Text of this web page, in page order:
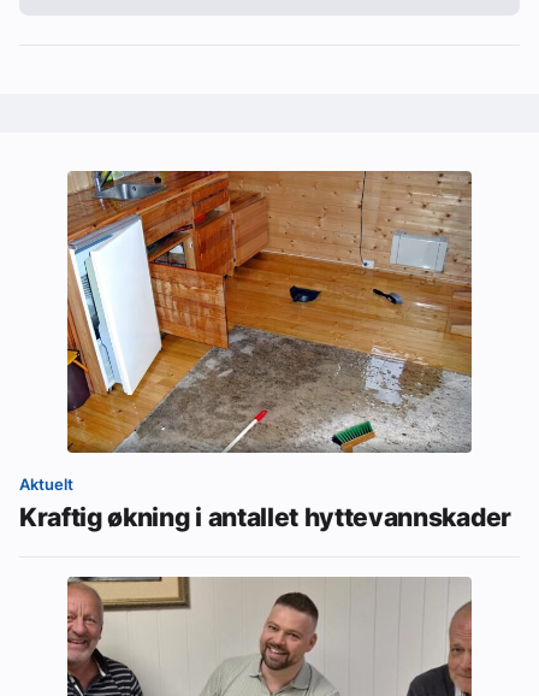
Aktuelt
Kraftig økning i antallet hyttevannskader